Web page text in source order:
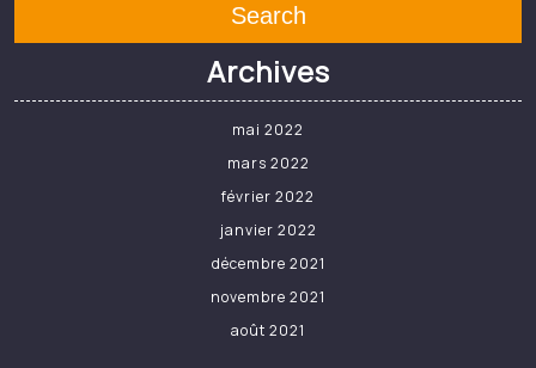
Search
Archives
mai 2022
mars 2022
février 2022
janvier 2022
décembre 2021
novembre 2021
août 2021